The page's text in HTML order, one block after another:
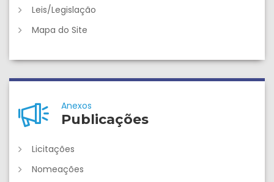
Leis/Legislação
Mapa do Site
Anexos
Publicações
Licitações
Nomeações